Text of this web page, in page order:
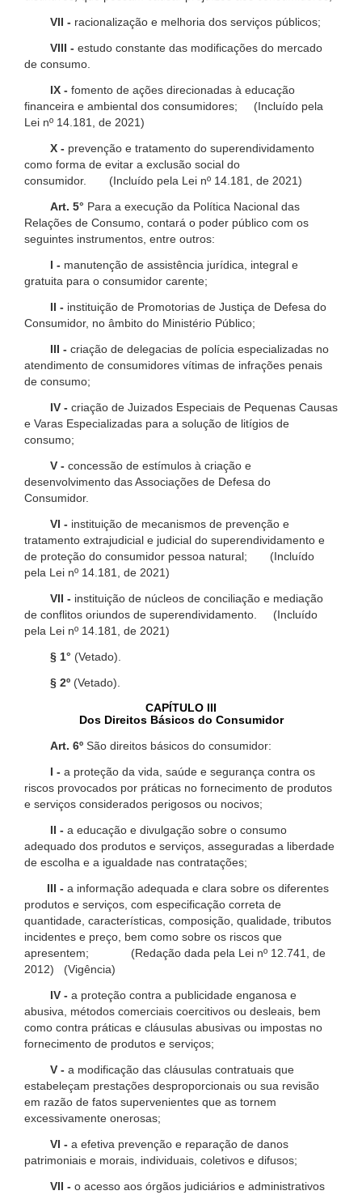
VII - racionalização e melhoria dos serviços públicos;
VIII - estudo constante das modificações do mercado
de consumo.
IX - fomento de ações direcionadas à educação
financeira e ambiental dos consumidores; (Incluído pela
Lei nº 14.181, de 2021)
X - prevenção e tratamento do superendividamento
como forma de evitar a exclusão social do
consumidor. (Incluído pela Lei nº 14.181, de 2021)
Art. 5° Para a execução da Política Nacional das
Relações de Consumo, contará o poder público com os
seguintes instrumentos, entre outros:
I - manutenção de assistência jurídica, integral e
gratuita para o consumidor carente;
II - instituição de Promotorias de Justiça de Defesa do
Consumidor, no âmbito do Ministério Público;
III - criação de delegacias de polícia especializadas no
atendimento de consumidores vítimas de infrações penais
de consumo;
IV - criação de Juizados Especiais de Pequenas Causas
e Varas Especializadas para a solução de litígios de
consumo;
V - concessão de estímulos à criação e
desenvolvimento das Associações de Defesa do
Consumidor.
VI - instituição de mecanismos de prevenção e
tratamento extrajudicial e judicial do superendividamento e
de proteção do consumidor pessoa natural; (Incluído
pela Lei nº 14.181, de 2021)
VII - instituição de núcleos de conciliação e mediação
de conflitos oriundos de superendividamento. (Incluído
pela Lei nº 14.181, de 2021)
§ 1° (Vetado).
§ 2º (Vetado).
CAPÍTULO III
Dos Direitos Básicos do Consumidor
Art. 6º São direitos básicos do consumidor:
I - a proteção da vida, saúde e segurança contra os
riscos provocados por práticas no fornecimento de produtos
e serviços considerados perigosos ou nocivos;
II - a educação e divulgação sobre o consumo
adequado dos produtos e serviços, asseguradas a liberdade
de escolha e a igualdade nas contratações;
III - a informação adequada e clara sobre os diferentes
produtos e serviços, com especificação correta de
quantidade, características, composição, qualidade, tributos
incidentes e preço, bem como sobre os riscos que
apresentem; (Redação dada pela Lei nº 12.741, de
2012) (Vigência)
IV - a proteção contra a publicidade enganosa e
abusiva, métodos comerciais coercitivos ou desleais, bem
como contra práticas e cláusulas abusivas ou impostas no
fornecimento de produtos e serviços;
V - a modificação das cláusulas contratuais que
estabeleçam prestações desproporcionais ou sua revisão
em razão de fatos supervenientes que as tornem
excessivamente onerosas;
VI - a efetiva prevenção e reparação de danos
patrimoniais e morais, individuais, coletivos e difusos;
VII - o acesso aos órgãos judiciários e administrativos